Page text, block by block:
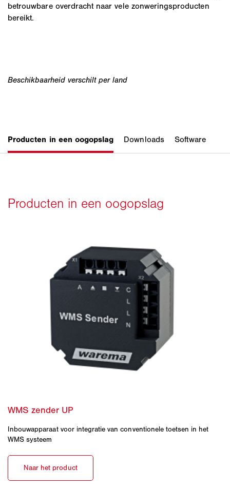
betrouwbare overdracht naar vele zonweringsproducten
bereikt.
Inbouwapparaat voor integratie van conventionele toetsen in het
WMS systeem